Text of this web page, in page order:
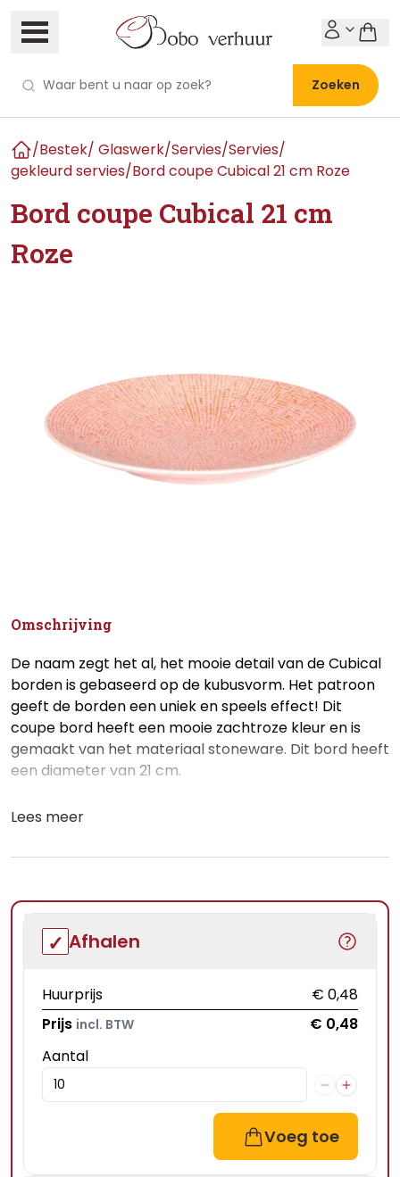
Zoeken
Home
/Bestek/ Glaswerk/Servies/Servies/
gekleurd servies/Bord coupe Cubical 21 cm Roze
Bord coupe Cubical 21 cm
Roze
Omschrijving
De naam zegt het al, het mooie detail van de Cubical
borden is gebaseerd op de kubusvorm. Het patroon
geeft de borden een uniek en speels effect! Dit
coupe bord heeft een mooie zachtroze kleur en is
gemaakt van het materiaal stoneware. Dit bord heeft
een diameter van 21 cm.
Lees meer
Afhalen
Huurprijs
€ 0,48
Prijs incl. BTW
€ 0,48
Aantal
Voeg toe